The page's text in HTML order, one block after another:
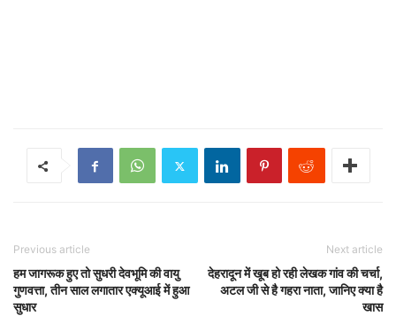
Previous article
हम जागरूक हुए तो सुधरी देवभूमि की वायु
गुणवत्ता, तीन साल लगातार एक्यूआई में हुआ
सुधार
Next article
देहरादून में खूब हो रही लेखक गांव की चर्चा,
अटल जी से है गहरा नाता, जानिए क्या है
खास